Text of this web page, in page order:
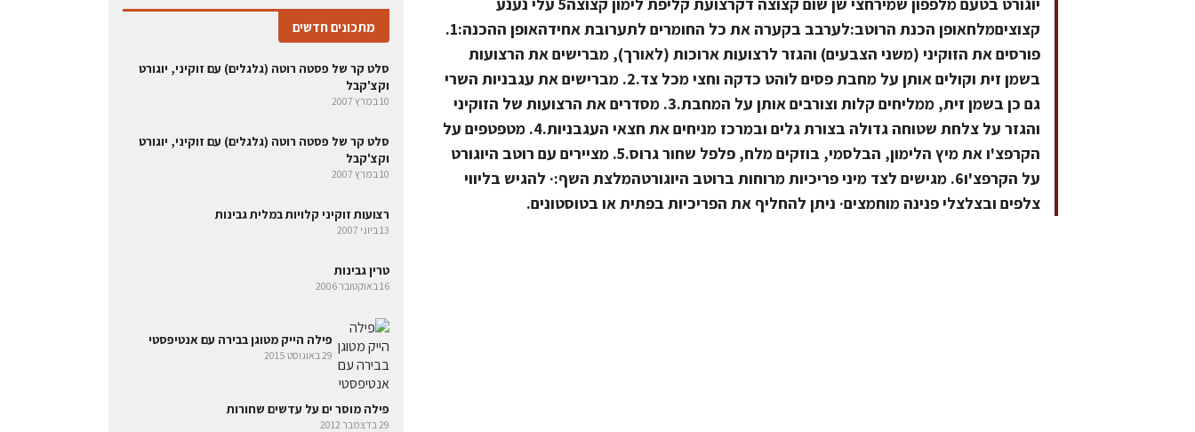
קצוציםמלחאופן הכנת הרוטב:לערבב בקערה את כל החומרים לתערובת אחידהאופן ההכנה:1.
פורסים את הזוקיני (משני הצבעים) והגזר לרצועות ארוכות (לאורך), מברישים את הרצועות
בשמן זית וקולים אותן על מחבת פסים לוהט כדקה וחצי מכל צד.2. מברישים את עגבניות השרי
גם כן בשמן זית, ממליחים קלות וצורבים אותן על המחבת.3. מסדרים את הרצועות של הזוקיני
והגזר על צלחת שטוחה גדולה בצורת גלים ובמרכז מניחים את חצאי העגבניות.4. מטפטפים על
הקרפצ'ו את מיץ הלימון, הבלסמי, בוזקים מלח, פלפל שחור גרוס.5. מציירים עם רוטב היוגורט
על הקרפצ'ו6. מגישים לצד מיני פריכיות מרוחות ברוטב היוגורטהמלצת השף:· להגיש בליווי
צלפים ובצלצלי פנינה מוחמצים· ניתן להחליף את הפריכיות בפתית או בטוסטונים.
מתכונים חדשים
סלט קר של פסטה רוטה (גלגלים) עם זוקיני, יוגורט
וקצ'קבל
10 במרץ 2007
סלט קר של פסטה רוטה (גלגלים) עם זוקיני, יוגורט
וקצ'קבל
10 במרץ 2007
רצועות זוקיני קלויות במלית גבינות
13 ביוני 2007
טרין גבינות
16 באוקטובר 2006
פילה הייק מטוגן בבירה עם אנטיפסטי
29 באוגוסט 2015
פילה מוסר ים על עדשים שחורות
29 בדצמבר 2012